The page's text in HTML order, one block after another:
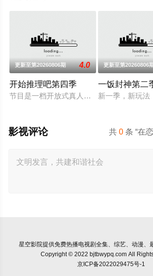
更新至第20260806期 4.0
开始推理吧第四季
节目是一档开放式真人社交推理游戏综艺
更新至第20260806
一饭封神第二
新一季，新玩法
共0 条 “在
影视评论
星空影院提供免费热播电视剧全集、综艺、动漫、
Copyright © 2022 bjtbwypq.com All
京ICP备2022029475号-1